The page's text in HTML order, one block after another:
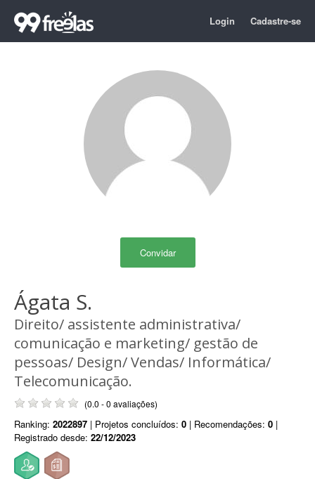
Login Cadastre-se
Convidar
Ágata S.
Direito/ assistente administrativa/
comunicação e marketing/ gestão de
pessoas/ Design/ Vendas/ Informática/
Telecomunicação.
(0.0 - 0 avaliações)
Ranking: 2022897 | Projetos concluídos: 0 | Recomendações: 0 |
Registrado desde: 22/12/2023